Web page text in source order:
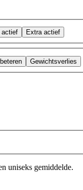
actief Extra actief
Gewichtsverlies
uniseks gemiddelde.